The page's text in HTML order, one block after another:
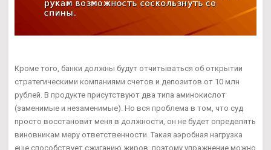
Кроме того, банки должны будут отчитываться об открытии
стратегическими компаниями счетов и депозитов от 10 млн
рублей. В продукте присутствуют два типа аминокислот
(заменимые и незаменимые). Но вся проблема в том, что суд
просто восстановит меня в должности, он не будет определять
виновникам меру ответственности. Такая аэробная нагрузка
еще способствует сжиганию жиров, поэтому упражнение можно